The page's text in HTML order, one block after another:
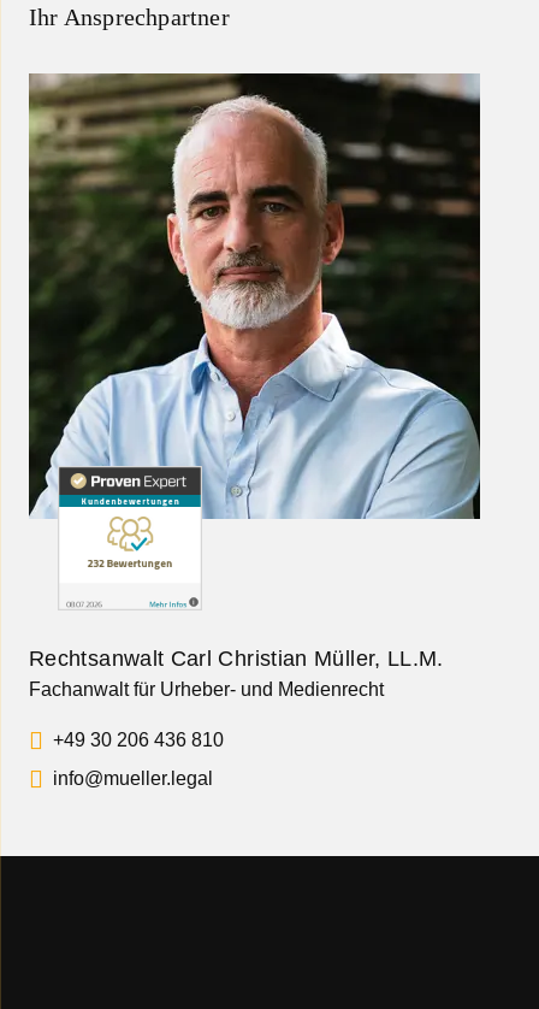
Ihr Ansprechpartner
Rechtsanwalt Carl Christian Müller, LL.M.
Fachanwalt für Urheber- und Medienrecht
+49 30 206 436 810
info@mueller.legal